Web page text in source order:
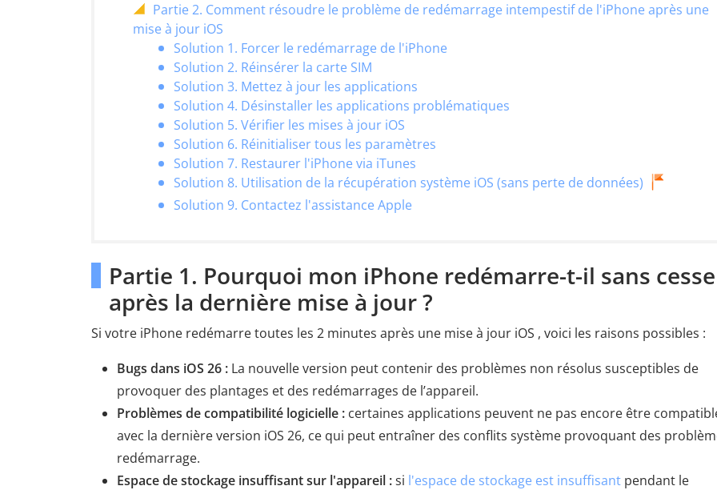
Partie 2. Comment résoudre le problème de redémarrage intempestif de l'iPhone après une
mise à jour iOS
Solution 1. Forcer le redémarrage de l'iPhone
Solution 2. Réinsérer la carte SIM
Solution 3. Mettez à jour les applications
Solution 4. Désinstaller les applications problématiques
Solution 5. Vérifier les mises à jour iOS
Solution 6. Réinitialiser tous les paramètres
Solution 7. Restaurer l'iPhone via iTunes
Solution 8. Utilisation de la récupération système iOS (sans perte de données)
Solution 9. Contactez l'assistance Apple
Partie 1. Pourquoi mon iPhone redémarre-t-il sans cesse
après la dernière mise à jour ?
Si votre iPhone redémarre toutes les 2 minutes après une mise à jour iOS , voici les raisons possibles :
Bugs dans iOS 26 : La nouvelle version peut contenir des problèmes non résolus susceptibles de
provoquer des plantages et des redémarrages de l’appareil.
Problèmes de compatibilité logicielle : certaines applications peuvent ne pas encore être
avec la dernière version iOS 26, ce qui peut entraîner des conflits système provoquant des
redémarrage.
Espace de stockage insuffisant sur l'appareil :si l'espace de stockage est insuffisant pendant le